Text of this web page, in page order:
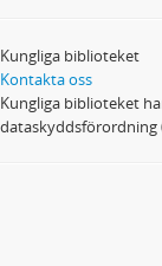
Kungliga biblioteket
Kontakta oss
Kungliga biblioteket
dataskyddsförordning